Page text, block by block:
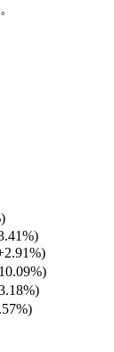
生性商品
%)
2.91%)
%)
%)
%)